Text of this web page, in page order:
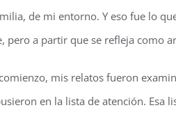
de mi entorno. Y eso fue lo
pero a partir que se refleja como
mis relatos fueron
en la lista de atención. Esa